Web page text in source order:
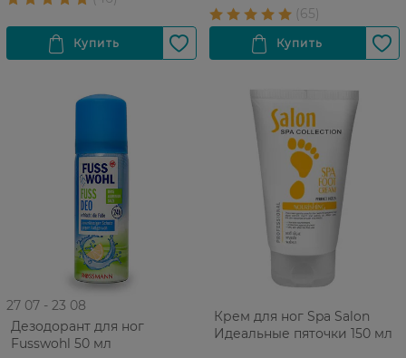
27 07 - 23 08
Дезодорант для ног
Fusswohl 50 мл
Крем для ног Spa Salon
Идеальные пяточки 150 мл